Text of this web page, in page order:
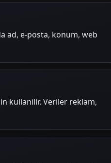
ad, e-posta, konum, web
kullanilir. Veriler reklam,